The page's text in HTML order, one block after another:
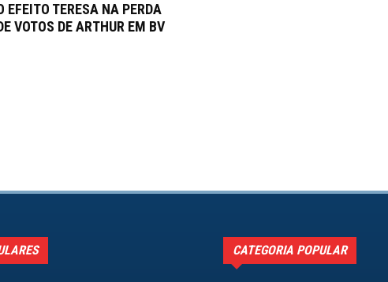
EFEITO TERESA NA PERDA
VOTOS DE ARTHUR EM BV
CATEGORIA POPULAR